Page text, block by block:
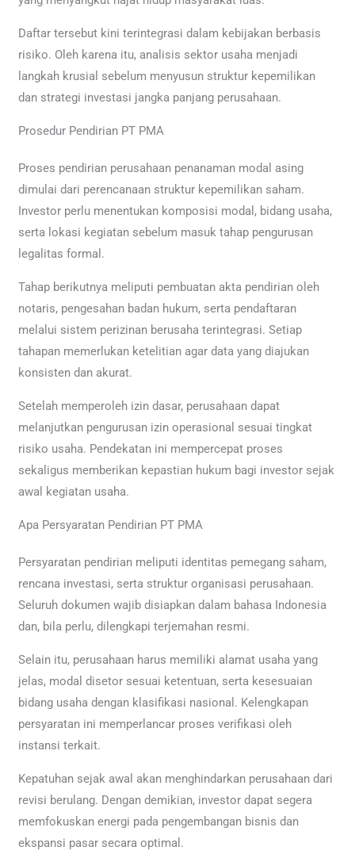
Daftar tersebut kini terintegrasi dalam kebijakan berbasis
risiko. Oleh karena itu, analisis sektor usaha menjadi
langkah krusial sebelum menyusun struktur kepemilikan
dan strategi investasi jangka panjang perusahaan.
Prosedur Pendirian PT PMA
Proses pendirian perusahaan penanaman modal asing
dimulai dari perencanaan struktur kepemilikan saham.
Investor perlu menentukan komposisi modal, bidang usaha,
serta lokasi kegiatan sebelum masuk tahap pengurusan
legalitas formal.
Tahap berikutnya meliputi pembuatan akta pendirian oleh
notaris, pengesahan badan hukum, serta pendaftaran
melalui sistem perizinan berusaha terintegrasi. Setiap
tahapan memerlukan ketelitian agar data yang diajukan
konsisten dan akurat.
Setelah memperoleh izin dasar, perusahaan dapat
melanjutkan pengurusan izin operasional sesuai tingkat
risiko usaha. Pendekatan ini mempercepat proses
sekaligus memberikan kepastian hukum bagi investor sejak
awal kegiatan usaha.
Apa Persyaratan Pendirian PT PMA
Persyaratan pendirian meliputi identitas pemegang saham,
rencana investasi, serta struktur organisasi perusahaan.
Seluruh dokumen wajib disiapkan dalam bahasa Indonesia
dan, bila perlu, dilengkapi terjemahan resmi.
Selain itu, perusahaan harus memiliki alamat usaha yang
jelas, modal disetor sesuai ketentuan, serta kesesuaian
bidang usaha dengan klasifikasi nasional. Kelengkapan
persyaratan ini memperlancar proses verifikasi oleh
instansi terkait.
Kepatuhan sejak awal akan menghindarkan perusahaan dari
revisi berulang. Dengan demikian, investor dapat segera
memfokuskan energi pada pengembangan bisnis dan
ekspansi pasar secara optimal.